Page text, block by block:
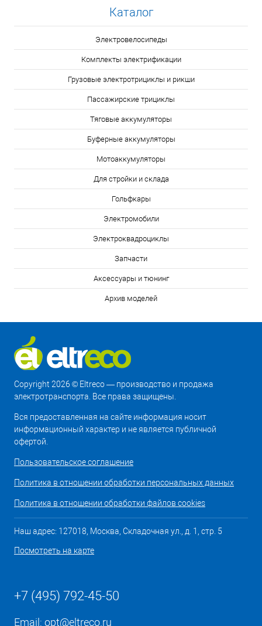
Каталог
Электровелосипеды
Комплекты электрификации
Грузовые электротрициклы и рикши
Пассажирские трициклы
Тяговые аккумуляторы
Буферные аккумуляторы
Мотоаккумуляторы
Для стройки и склада
Гольфкары
Электромобили
Электроквадроциклы
Запчасти
Аксессуары и тюнинг
Архив моделей
Copyright 2026 © Eltreco — производство и продажа
электротранспорта. Все права защищены.
Вся предоставленная на сайте информация носит
информационный характер и не является публичной
офертой.
Пользовательское соглашение
Политика в отношении обработки персональных данных
Политика в отношении обработки файлов cookies
Наш адрес: 127018, Москва, Складочная ул., д. 1, стр. 5
Посмотреть на карте
+7 (495) 792-45-50
Email: opt@eltreco.ru